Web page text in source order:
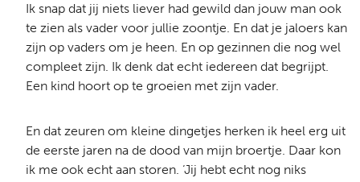
Ik snap dat jij niets liever had gewild dan jouw man ook
te zien als vader voor jullie zoontje. En dat je jaloers kan
zijn op vaders om je heen. En op gezinnen die nog wel
compleet zijn. Ik denk dat echt iedereen dat begrijpt.
Een kind hoort op te groeien met zijn vader.
En dat zeuren om kleine dingetjes herken ik heel erg uit
de eerste jaren na de dood van mijn broertje. Daar kon
ik me ook echt aan storen. ‘Jij hebt echt nog niks